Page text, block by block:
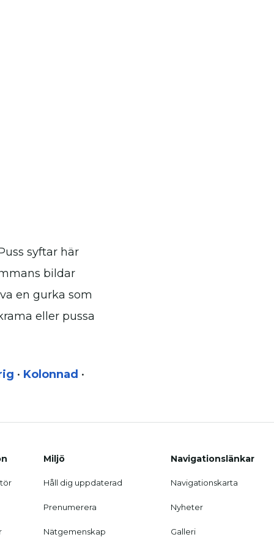
syftar här
bildar
en gurka som
eller pussa
• Kolonnad •
Miljö
Håll dig uppdaterad
Prenumerera
Nätgemenskap
Navigationslänkar
Navigationskarta
Nyheter
Galleri